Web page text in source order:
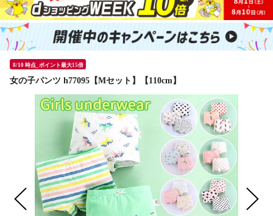
8/10 時点_ポイント最大15倍
女の子パンツ h77095【Mセット】【110cm】